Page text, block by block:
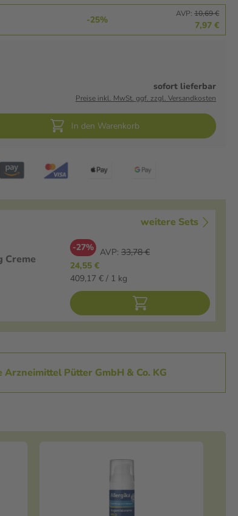
-25%
AVP: 10,69 €
7,97 €
sofort lieferbar
Preise inkl. MwSt. ggf. zzgl. Versandkosten
In den Warenkorb
weitere Sets
Creme
-27% AVP: 33,78 €
24,55 €
409,17 € / 1 kg
Pütter GmbH & Co. KG